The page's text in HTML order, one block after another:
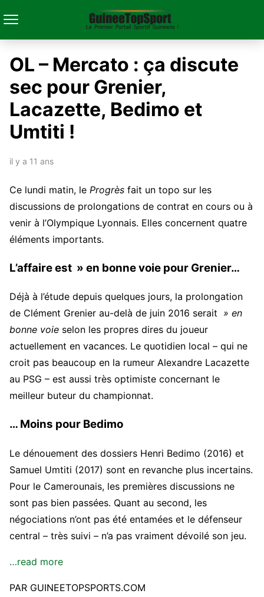
OL – Mercato : ça discute
sec pour Grenier,
Lacazette, Bedimo et
Umtiti !
il y a 11 ans
Ce lundi matin, le Progrès fait un topo sur les
discussions de prolongations de contrat en cours ou à
venir à l’Olympique Lyonnais. Elles concernent quatre
éléments importants.
L’affaire est » en bonne voie pour Grenier…
Déjà à l’étude depuis quelques jours, la prolongation
de Clément Grenier au-delà de juin 2016 serait » en
bonne voie selon les propres dires du joueur
actuellement en vacances. Le quotidien local – qui ne
croit pas beaucoup en la rumeur Alexandre Lacazette
au PSG – est aussi très optimiste concernant le
meilleur buteur du championnat.
… Moins pour Bedimo
Le dénouement des dossiers Henri Bedimo (2016) et
Samuel Umtiti (2017) sont en revanche plus incertains.
Pour le Camerounais, les premières discussions ne
sont pas bien passées. Quant au second, les
négociations n’ont pas été entamées et le défenseur
central – très suivi – n’a pas vraiment dévoilé son jeu.
…read more
PAR GUINEETOPSPORTS.COM